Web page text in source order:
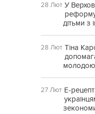
28 Лют У
реформу
дітьми з
28 Лют Тіна
молодою
27 Лют Е-